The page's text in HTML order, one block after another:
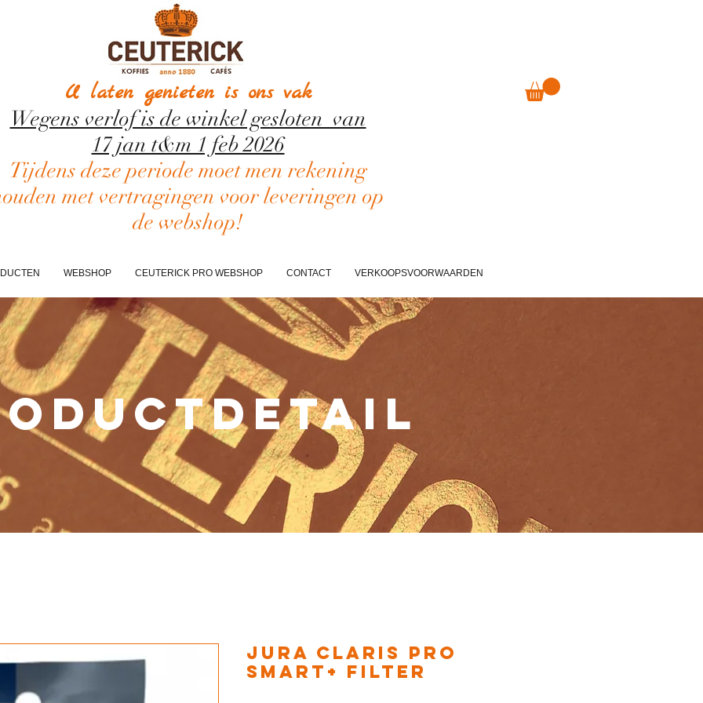
U laten genieten is ons vak
Wegens verlof is de winkel gesloten van
17 jan t&m 1 feb 2026
Tijdens deze periode moet men rekening
met vertragingen voor leveringen op
de webshop!
WEBSHOP CEUTERICK PRO WEBSHOP CONTACT VERKOOPSVOORWAARDEN
Jura CLARIS PRO
SMART+ FILTER